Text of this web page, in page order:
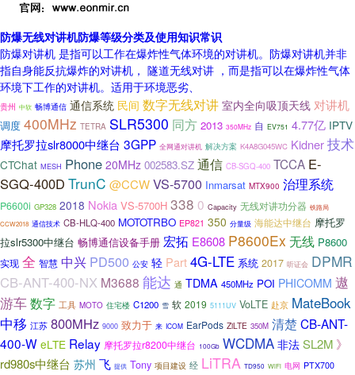
防爆无线对讲机防爆等级分类及使用知识常识
防爆对讲机 是指可以工作在爆炸性气体环境的对讲机。防爆对讲机并非
指自身能反抗爆炸的对讲机， 隧道无线对讲 ，而是指可以在爆炸性气体
环境下工作的对讲机。适用于环境恶劣、
贵州 中软 畅博通信 通信系统 民间 数字无线对讲室内全向吸顶天线 对讲机
调度 400MHz TETRA SLR5300 同方 2013 350MHz 自 EV751 4.77亿 IPTV
摩托罗拉slr8000中继台 3GPP 全网通对讲机 解决方案 K4A8G045WC Kidner技术
CTChat MESH Phone 20MHz 002583.SZ 通信 CB-SGQ-400 TCCA E-
SGQ-400D TrunC @CCWVS-5700 Inmarsat MTX900 治理系统
P6600i GP328 2018 Nokia VS-5700H 338 0 Capacity 无线对讲功分器 铁路局
CCW2018 通信技术 CB-HLQ-400 MOTOTRBO EP821 350 分量级 海能达中继台 摩托罗
拉slr5300中继台 畅博通信设备手册 宏拓 E8608 P8600Ex 无线 P8600
实现 全 智慧 中兴 PD500 公安 轻 Part4G-LTE 系统 2017 听证会 DPMR
CB-ANT-400-NX M3688 能达 通 TDMA 450MHz POI PHICOMM 遨
游车数字 工具 MOTO 住宅楼 C1200 雪 软 2019 5111UV VoLTE 赴京 MateBook
中移 江苏 800MHz 9000 致力于 来 ICOM EarPods ZiLTE 350M 清楚CB-ANT-
400-W eLTE Relay 摩托罗拉r8200中继台 100Gb WCDMA 非法 SL2M 》
rd980s中继台 苏州 飞 提供 Tony 项目建设 经 LiTRA TD950 WiFi 电网 PTX700